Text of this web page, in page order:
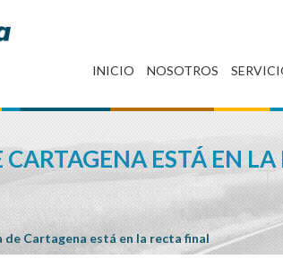
INICIO NOSOTROS
ESTÁ EN LA
de Cartagena está en la recta final